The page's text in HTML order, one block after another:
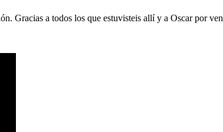
Gracias a todos los que estuvisteis allí y a Oscar por